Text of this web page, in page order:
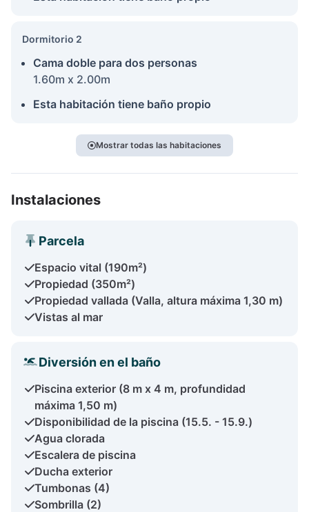
Dormitorio 2
Cama doble para dos personas
1.60m x 2.00m
Esta habitación tiene baño propio
Mostrar todas las habitaciones
Instalaciones
Parcela
Espacio vital (190m²)
Propiedad (350m²)
Propiedad vallada (Valla, altura máxima 1,30 m)
Vistas al mar
Diversión en el baño
Piscina exterior (8 m x 4 m, profundidad
máxima 1,50 m)
Disponibilidad de la piscina (15.5. - 15.9.)
Agua clorada
Escalera de piscina
Ducha exterior
Tumbonas (4)
Sombrilla (2)